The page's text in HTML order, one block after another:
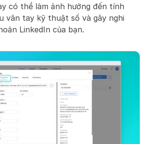
có thể làm ảnh hưởng đến tính
vân tay kỹ thuật số và gây nghi
LinkedIn của bạn.